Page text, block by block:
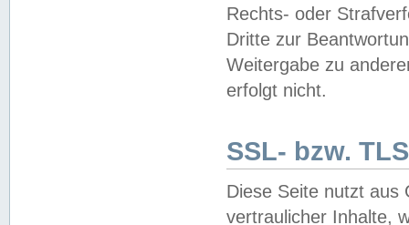
Rechts- oder
Dritte zur
Weitergabe zu
erfolgt nicht.
SSL- bzw.
Diese Seite nutzt aus
vertraulicher Inhalte,